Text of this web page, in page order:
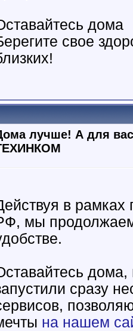
дома
свое
лучше! А для вас
в рамках
мы
сразу
на нашем